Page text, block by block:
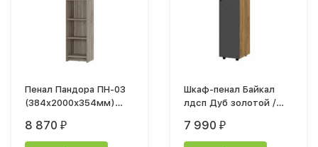
Пенал Пандора ПН-03
(384x2000х354мм)
8 870 ₽
Шкаф-пенал Байкал
лдсп Дуб золотой /
7 990 ₽